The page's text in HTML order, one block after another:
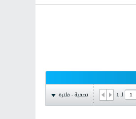
لـ1 تصفية - فلترة